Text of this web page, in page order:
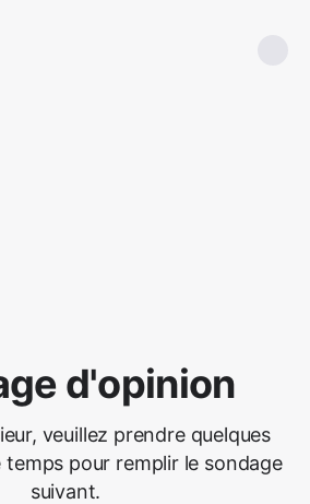
d'opinion
veuillez prendre quelques
pour remplir le sondage
suivant.